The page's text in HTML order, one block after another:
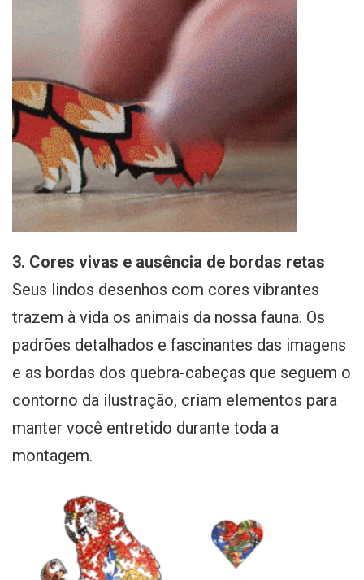
3. Cores vivas e ausência de bordas retas
Seus lindos desenhos com cores vibrantes
trazem à vida os animais da nossa fauna. Os
padrões detalhados e fascinantes das imagens
e as bordas dos quebra-cabeças que seguem o
contorno da ilustração, criam elementos para
manter você entretido durante toda a
montagem.